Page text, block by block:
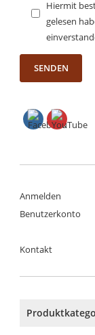
Hiermit
gelesen
Anmelden
Benutzerkonto
Kontakt